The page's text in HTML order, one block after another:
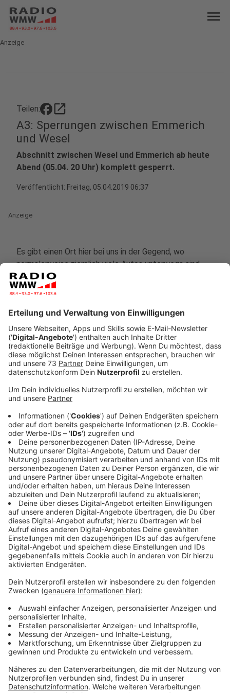
menu
Anzeige
Teilen: open_in_new
A3: Sperrungen zwischen Emmerich
und Wesel
Abschnitt zwischen Wesel und Emmerich ab heute
Abend (05.04. 20 Uhr) komplett gesperrt.
Veröffentlicht: Freitag, 05.04.2019 06:37
Anzeige
Es gibt einen Ort hier bei uns in der Gegend, wo
normalerweise ziemlich viele Autos unterwegs sind.
Und das ist die A 3 bei Hamminkeln. An diesem
Wochenende wird da aber außer Baufahrzeugen kaum
gearbeitet werden. Damit uns das nicht zu viele
Nerven kostet, haben die Verantwortlichen alle
Arbeiten auf ein Wochenende gelegt. Deshalb müssen
wir von heute Abend 20 Uhr bis Montagmorgen um 5
Anschlussstellen Wesel und Rees auf fast 30
Land und nehmt Richtung Ruhrgebiet die A 57.
Anzeige
©Straßen NRW
Anzeige
Das schreibt Verkehr.NRW zur Erklärung der Sperrung:
Die Abschnitte im Überblick:
Anschlussstellen Emmerich und Emmerich-Ost.
Hier werden in der Brückenbaustelle Speelberger
Straße Fertigteile aufgelegt.
Der zweite Abschnitt liegt zwischen den
das Bauwerk Heckenweg abgerissen.
Der dritte Abschnitt liegt zwischen den